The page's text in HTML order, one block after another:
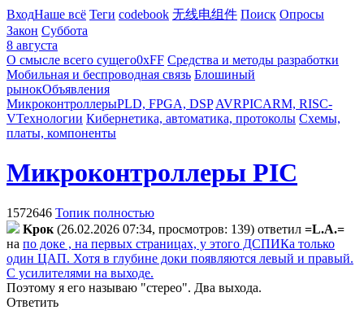
ВходНаше всё Теги codebook 无线电组件 Поиск Опросы
Закон Суббота
8 августа
О смысле всего сущего0xFF Средства и методы разработки
Мобильная и беспроводная связь Блошиный
рынокОбъявления
МикроконтроллерыPLD, FPGA, DSP AVRPICARM, RISC-
VТехнологии Кибернетика, автоматика, протоколы Схемы,
платы, компоненты
Микроконтроллеры PIC
1572646 Топик полностью
Kpoк (26.02.2026 07:34, просмотров: 139) ответил =L.A.=
на по доке , на первых страницах, у этого ДСПИКа только
один ЦАП. Хотя в глубине доки появляются левый и правый.
С усилителями на выходе.
Поэтому я его называю "стерео". Два выхода.
Ответить